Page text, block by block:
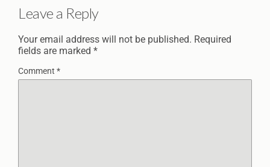
Leave a Reply
Your email address will not be published. Required
fields are marked *
Comment *